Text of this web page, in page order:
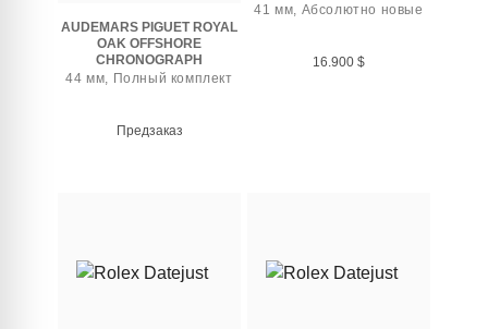
AUDEMARS PIGUET ROYAL
OAK OFFSHORE
CHRONOGRAPH
44 мм, Полный комплект
Предзаказ
41 мм, Абсолютно новые
16.900 $